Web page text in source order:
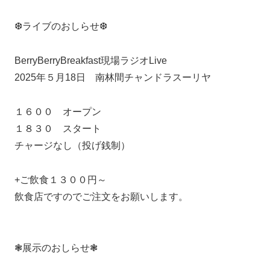
❆ライブのおしらせ❆
BerryBerryBreakfast現場ラジオLive
2025年５月18日 南林間チャンドラスーリヤ
１６００ オープン
１８３０ スタート
チャージなし（投げ銭制）
+ご飲食１３００円～
飲食店ですのでご注文をお願いします。
❃展示のおしらせ❃